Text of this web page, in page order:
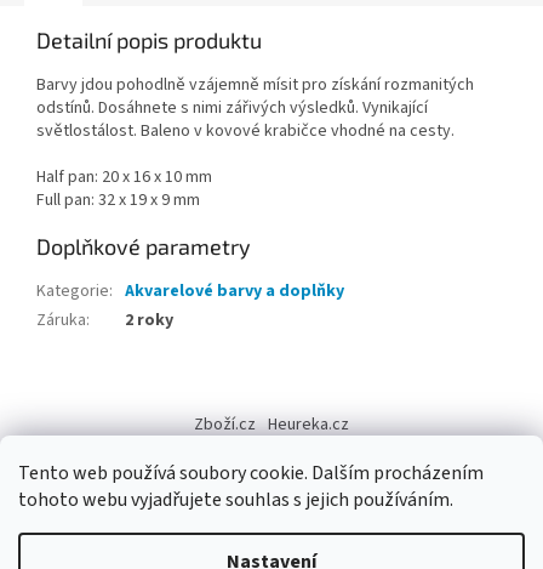
Tento web používá soubory cookie. Dalším procházením
tohoto webu vyjadřujete souhlas s jejich používáním.
Nastavení
Detailní popis produktu
Barvy jdou pohodlně vzájemně mísit pro získání rozmanitých
odstínů. Dosáhnete s nimi zářivých výsledků. Vynikající
světlostálost. Baleno v kovové krabičce vhodné na cesty.
Half pan: 20 x 16 x 10 mm
Full pan: 32 x 19 x 9 mm
Doplňkové parametry
Kategorie: Akvarelové barvy a doplňky
Záruka: 2 roky
p
Zboží.cz Heureka.cz